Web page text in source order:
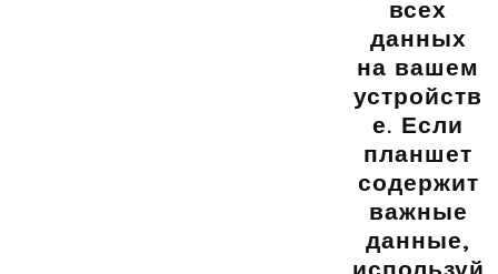
всех
данных
на вашем
устройств
е. Если
планшет
содержит
важные
данные,